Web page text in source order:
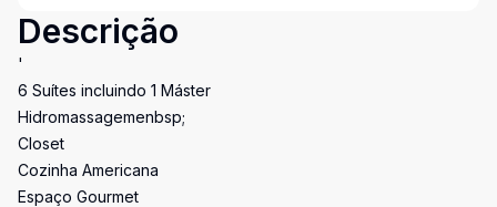
Descrição
'
6 Suítes incluindo 1 Máster
Hidromassagemenbsp;
Closet
Cozinha Americana
Espaço Gourmet